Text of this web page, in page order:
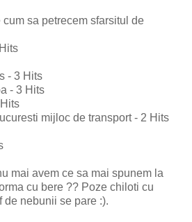
sa petrecem sfarsitul de
- 3 Hits
- 3 Hits
mijloc de transport - 2 Hits
mai avem ce sa mai spunem la
cu bere ?? Poze chiloti cu
de nebunii se pare :).